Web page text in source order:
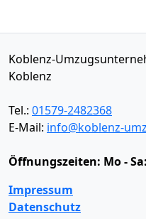
Koblenz-
Koblenz
Tel.: 01579-2482368
E-Mail: info@koblenz-
Öffnungszeiten: Mo -
Impressum
Datenschutz